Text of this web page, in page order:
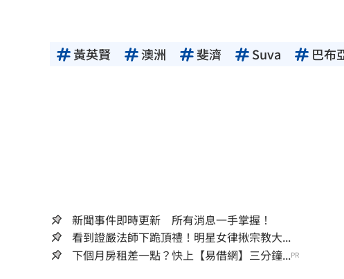
黃英賢 澳洲 斐濟 Suva 巴布
新聞事件即時更新 所有消息一手掌握！
看到證嚴法師下跪頂禮！明星女律揪宗教大...
下個月房租差一點？快上【易借網】三分鐘...PR